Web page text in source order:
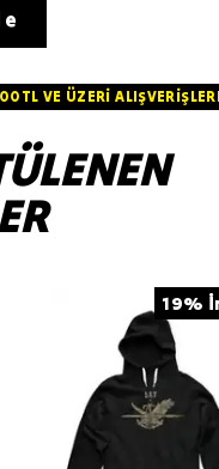
VE ÜZERİ
19%